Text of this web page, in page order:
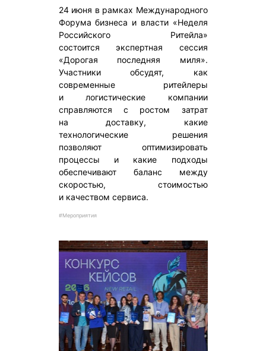
24 июня в рамках Международного
Форума бизнеса и власти «Неделя
Российского Ритейла»
состоится экспертная сессия
«Дорогая последняя миля».
Участники обсудят, как
современные ритейлеры
и логистические компании
справляются с ростом затрат
на доставку, какие
технологические решения
позволяют оптимизировать
процессы и какие подходы
обеспечивают баланс между
скоростью, стоимостью
и качеством сервиса.
#Мероприятия